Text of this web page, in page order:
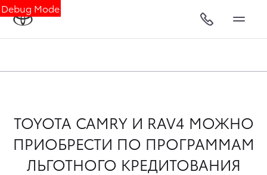
Debug Mode
TOYOTA CAMRY И RAV4 МОЖНО
ПРИОБРЕСТИ ПО ПРОГРАММАМ
ЛЬГОТНОГО КРЕДИТОВАНИЯ